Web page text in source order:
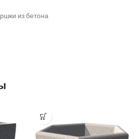
из бетона